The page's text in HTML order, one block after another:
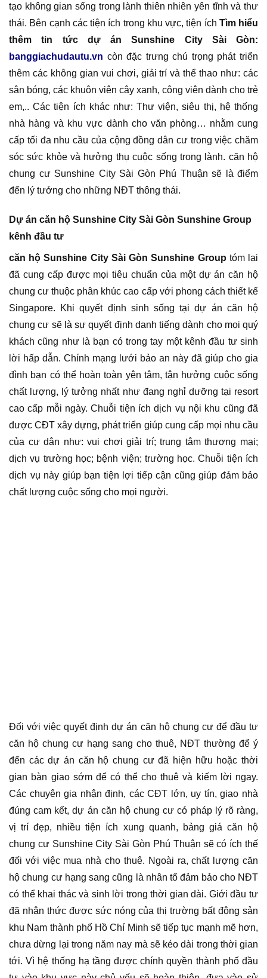
tạo không gian sống trong lành thiên nhiên yên tĩnh và thư
thái. Bên cạnh các tiện ích trong khu vực, tiện ích Tìm hiểu
thêm tin tức dự án Sunshine City Sài Gòn:
banggiachudautu.vn còn đặc trưng chú trọng phát triển
thêm các không gian vui chơi, giải trí và thể thao như: các
sân bóng, các khuôn viên cây xanh, công viên dành cho trẻ
em,.. Các tiện ích khác như: Thư viện, siêu thị, hệ thống
nhà hàng và khu vực dành cho văn phòng… nhằm cung
cấp tối đa nhu cầu của cộng đồng dân cư trong việc chăm
sóc sức khỏe và hưởng thụ cuộc sống trong lành. căn hộ
chung cư Sunshine City Sài Gòn Phú Thuận sẽ là điểm
đến lý tưởng cho những NĐT thông thái.
Dự án căn hộ Sunshine City Sài Gòn Sunshine Group
kênh đầu tư
căn hộ Sunshine City Sài Gòn Sunshine Group tóm lại
đã cung cấp được mọi tiêu chuẩn của một dự án căn hộ
chung cư thuộc phân khúc cao cấp với phong cách thiết kế
Singapore. Khi quyết định sinh sống tại dự án căn hộ
chung cư sẽ là sự quyết định danh tiếng dành cho mọi quý
khách cũng như là bạn có trong tay một kênh đầu tư sinh
lời hấp dẫn. Chính mạng lưới bảo an này đã giúp cho gia
đình bạn có thể hoàn toàn yên tâm, tận hưởng cuộc sống
chất lượng, lý tưởng nhất như đang nghỉ dưỡng tại resort
cao cấp mỗi ngày. Chuỗi tiện ích dịch vụ nội khu cũng đã
được CĐT xây dựng, phát triển giúp cung cấp mọi nhu cầu
của cư dân như: vui chơi giải trí; trung tâm thương mại;
dịch vụ trường học; bệnh viện; trường học. Chuỗi tiện ích
dịch vụ này giúp bạn tiện lợi tiếp cận cũng giúp đảm bảo
chất lượng cuộc sống cho mọi người.
Đối với việc quyết định dự án căn hộ chung cư để đầu tư
căn hộ chung cư hạng sang cho thuê, NĐT thường để ý
đến các dự án căn hộ chung cư đã hiện hữu hoặc thời
gian bàn giao sớm để có thể cho thuê và kiếm lời ngay.
Các chuyên gia nhận định, các CĐT lớn, uy tín, giao nhà
đúng cam kết, dự án căn hộ chung cư có pháp lý rõ ràng,
vị trí đẹp, nhiều tiện ích xung quanh, bảng giá căn hộ
chung cư Sunshine City Sài Gòn Phú Thuận sẽ có ích thế
đối với việc mua nhà cho thuê. Ngoài ra, chất lượng căn
hộ chung cư hạng sang cũng là nhân tố đảm bảo cho NĐT
có thể khai thác và sinh lời trong thời gian dài. Giới đầu tư
đã nhận thức được sức nóng của thị trường bất động sản
khu Nam thành phố Hồ Chí Minh sẽ tiếp tục mạnh mẽ hơn,
chưa dừng lại trong năm nay mà sẽ kéo dài trong thời gian
tới. Vì hệ thống hạ tầng được chính quyền thành phố đầu